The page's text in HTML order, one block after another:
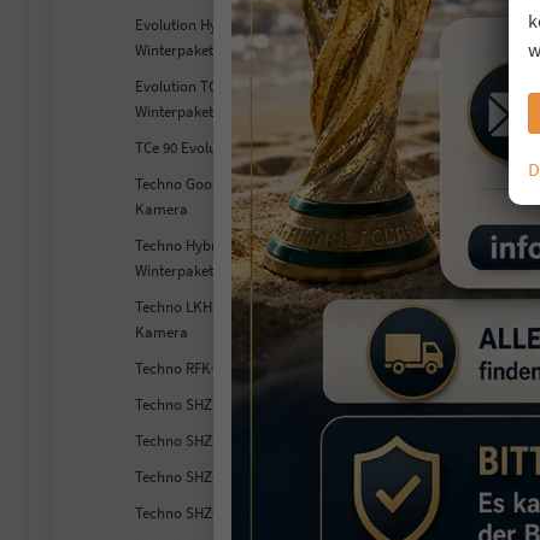
Evolution Hybrid 160 E-Tech
Winterpaket
Evolution TCe 140 EDC
Winterpaket
TCe 90 Evolution
Techno Google+SHZ+360°
Kamera
Techno Hybrid 160 E-Tech
Winterpaket
Techno LKHZ+SHZ+360°-
Kamera
Techno RFK+LED+NAVI+SHZ
Techno SHZ LKHZ 360°
Techno SHZ+LKHZ+LED
Techno SHZ+LKHZ+RFK+Navi
Techno SHZ+NAVI+RFK+LED